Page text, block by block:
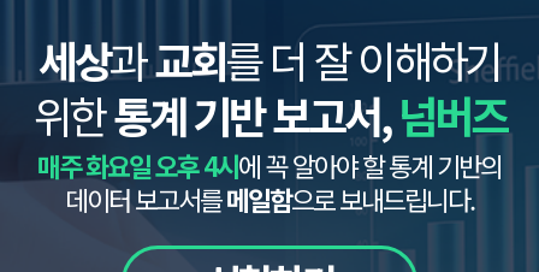
세상과교회를 더 잘 이해하기
위한통계 기반 보고서,넘버즈
매주 화요일 오후 4시에 꼭 알아야 할 통계 기반의
데이터 보고서를메일함으로 보내드립니다.